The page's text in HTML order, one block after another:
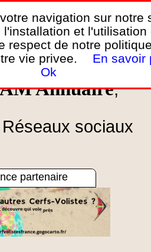
.
Annuaire,
sociaux
partenaire
navigation sur notre
et l'utilisation
respect de notre
vie privee.
En savoir
Ok